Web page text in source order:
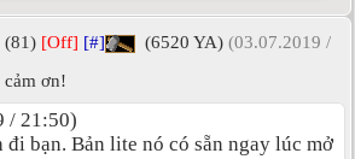
(81) [Off] [#] (6520 YA) (03.07.2019 /
cảm ơn!
/ 21:50)
đi bạn. Bản lite nó có sẵn ngay lúc mở